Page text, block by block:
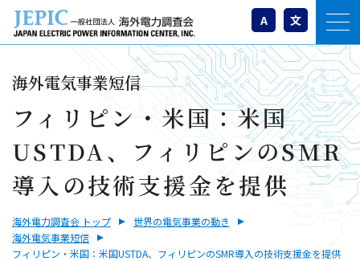
A 文
海外電気事業短信
フィリピン・米国：米国
USTDA、フィリピンのSMR
導入の技術支援金を提供
海外電力調査会 トップ
世界の電気事業の動き
海外電気事業短信
フィリピン・米国：米国USTDA、フィリピンのSMR導入の技術支援金を提供